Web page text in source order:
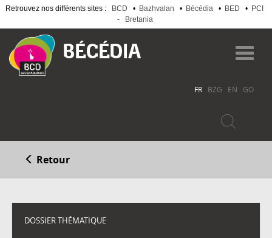
Retrouvez nos différents sites : BCD • Bazhvalan • Bécédia • BED •
PCI
-
Bretania
au
contenu
principal
FR BZG EN GO
Retour
DOSSIER THÉMATIQUE